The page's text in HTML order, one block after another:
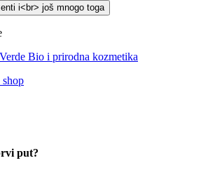
Bio i prirodna kozmetika
put?